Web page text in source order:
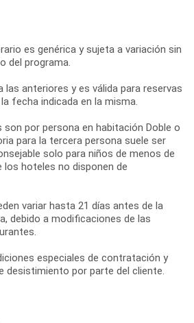
es genérica y sujeta a variación sin
del programa.
anteriores y es válida para reservas
fecha indicada en la misma.
por persona en habitación Doble o
para la tercera persona suele ser
solo para niños de menos de
los hoteles no disponen de
variar hasta 21 días antes de la
debido a modificaciones de las
especiales de contratación y
desistimiento por parte del cliente.